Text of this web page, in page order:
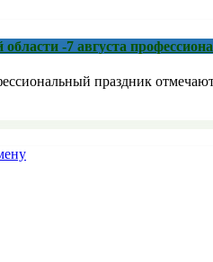
-7 августа
праздник